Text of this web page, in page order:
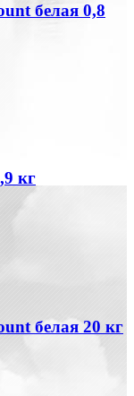
белая 0,8
кг
белая 20 кг